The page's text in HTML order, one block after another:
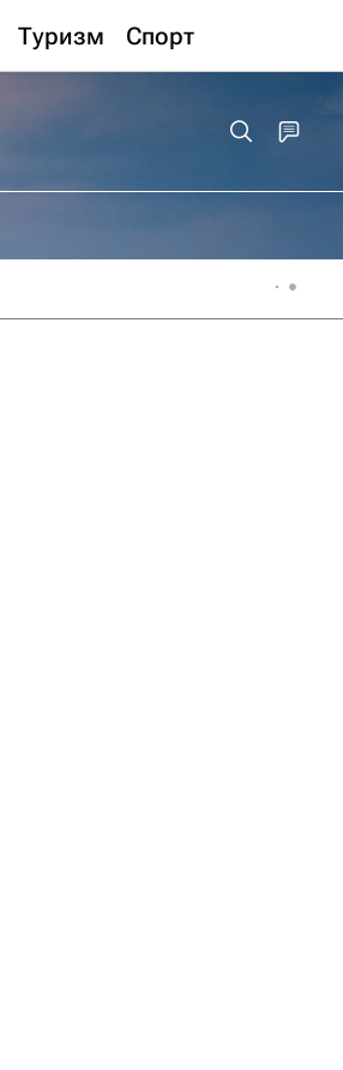
Туризм Спорт